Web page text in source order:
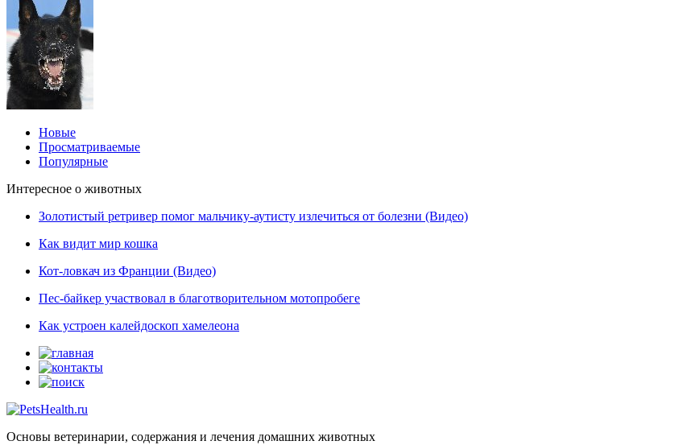
Новые
Просматриваемые
Популярные
Интересное о животных
Золотистый ретривер помог мальчику-аутисту излечиться от болезни (Видео)
Как видит мир кошка
Кот-ловкач из Франции (Видео)
Пес-байкер участвовал в благотворительном мотопробеге
Как устроен калейдоскоп хамелеона
Основы ветеринарии, содержания и лечения домашних животных